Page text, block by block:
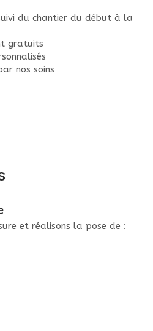
du chantier du début à la
gratuits
nos soins
et réalisons la pose de :